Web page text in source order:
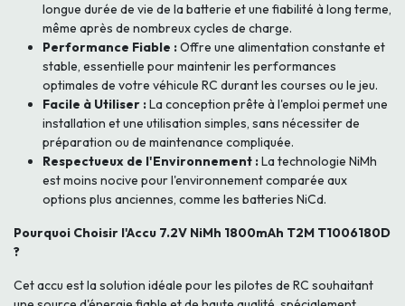
longue durée de vie de la batterie et une fiabilité à long terme,
même après de nombreux cycles de charge.
Performance Fiable :Offre une alimentation constante et
stable, essentielle pour maintenir les performances
optimales de votre véhicule RC durant les courses ou le jeu.
Facile à Utiliser :La conception prête à l'emploi permet une
installation et une utilisation simples, sans nécessiter de
préparation ou de maintenance compliquée.
Respectueux de l'Environnement :La technologie NiMh
est moins nocive pour l'environnement comparée aux
options plus anciennes, comme les batteries NiCd.
Pourquoi Choisir l'Accu 7.2V NiMh 1800mAh T2M T1006180D
?
Cet accu est la solution idéale pour les pilotes de RC souhaitant